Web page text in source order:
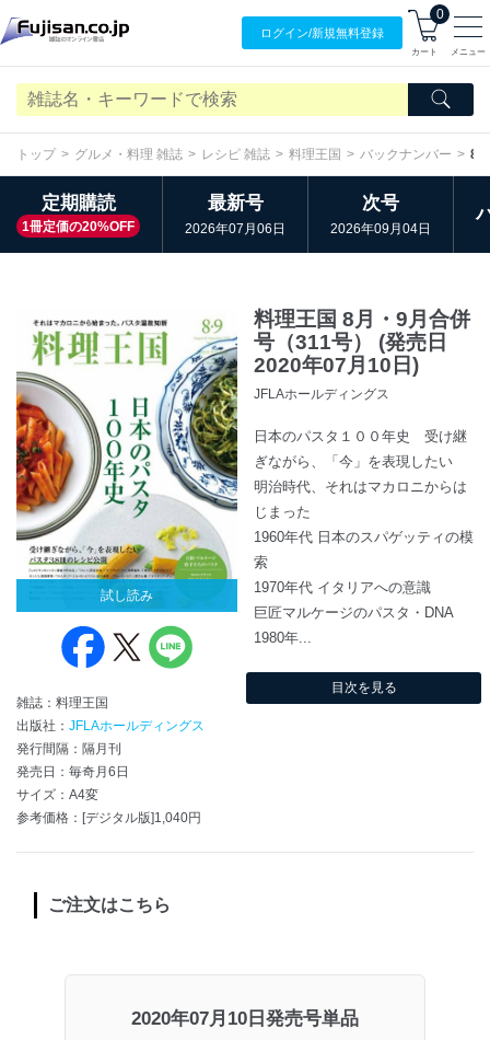
ログイン/新規無料登録
0
カート メニュー
トップ グルメ・料理 雑誌 レシピ 雑誌 料理王国 バックナンバー 8
定期購読
1冊定価の20%OFF
最新号
2026年07月06日
次号
2026年09月04日
試し読み
雑誌：料理王国
出版社： JFLAホールディングス
発行間隔：隔月刊
発売日：毎奇月6日
サイズ：A4変
参考価格：[デジタル版]1,040円
料理王国 8月・9月合併
号（311号） (発売日
2020年07月10日)
JFLAホールディングス
日本のパスタ１００年史 受け継
ぎながら、「今」を表現したい
明治時代、それはマカロニからは
じまった
1960年代 日本のスパゲッティの模
索
1970年代 イタリアへの意識
巨匠マルケージのパスタ・DNA
1980年...
目次を見る
ご注文はこちら
2020年07月10日発売号単品